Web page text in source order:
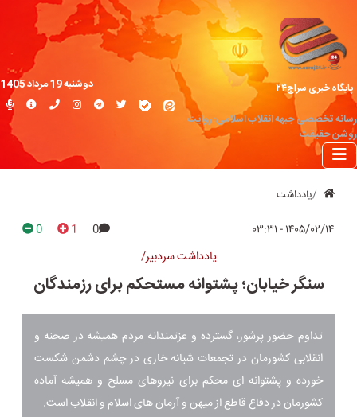
پایگاه خبری سراج۲۴
رسانه تخصصی جبهه انقلاب اسلامی؛ روایت
روشن حقیقت
دوشنبه 19 مرداد 1405
یادداشت
۱۴۰۵/۰۲/۱۴ - ۰۳:۳۱ 0
1
0
یادداشت سردبیر/
سنگر خیابان؛ پشتوانه مستحکم برای رزمندگان
تداوم حضور پرشور، گسترده و عزتمندانه مردم همیشه در صحنه و
انقلابی کشورمان در تجمعات شبانه خاری در چشم دشمن شکست
خورده و پشتوانه ای محکم برای نیروهای مسلح و همیشه آماده
کشورمان در دفاع قاطع از میهن و آرمان های اسلام و انقلاب است.